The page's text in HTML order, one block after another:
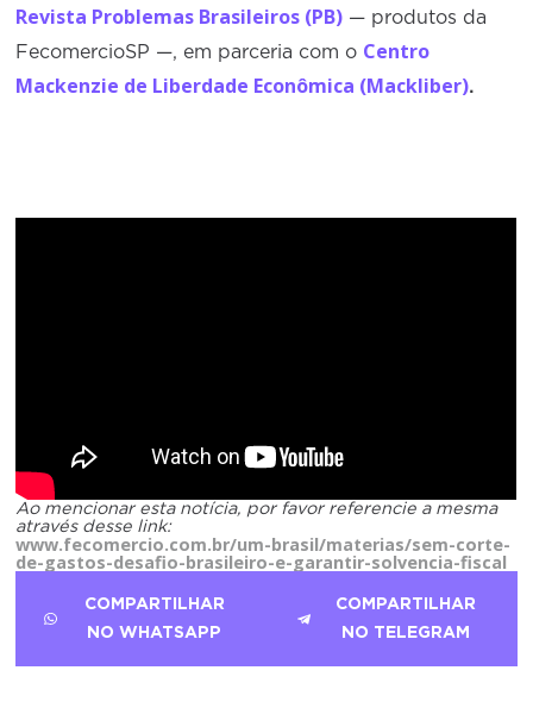
Revista Problemas Brasileiros (PB) — produtos da
FecomercioSP —, em parceria com o Centro
Mackenzie de Liberdade Econômica (Mackliber).
Ao mencionar esta notícia, por favor referencie a mesma
através desse link:
www.fecomercio.com.br/um-brasil/materias/sem-corte-
de-gastos-desafio-brasileiro-e-garantir-solvencia-fiscal
COMPARTILHAR
NO WHATSAPP
COMPARTILHAR
NO TELEGRAM